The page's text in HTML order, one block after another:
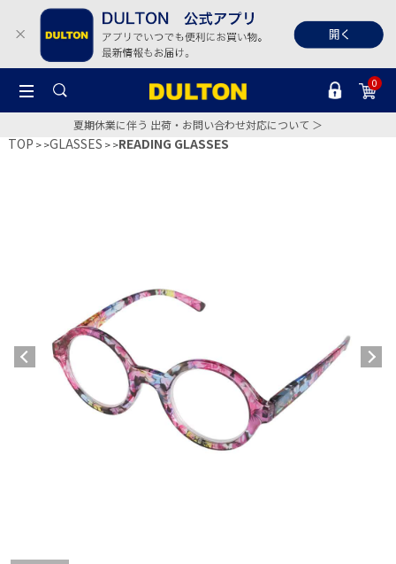
0
夏期休業に伴う 出荷・お問い合わせ対応について ＞
TOP >GLASSES >READING GLASSES